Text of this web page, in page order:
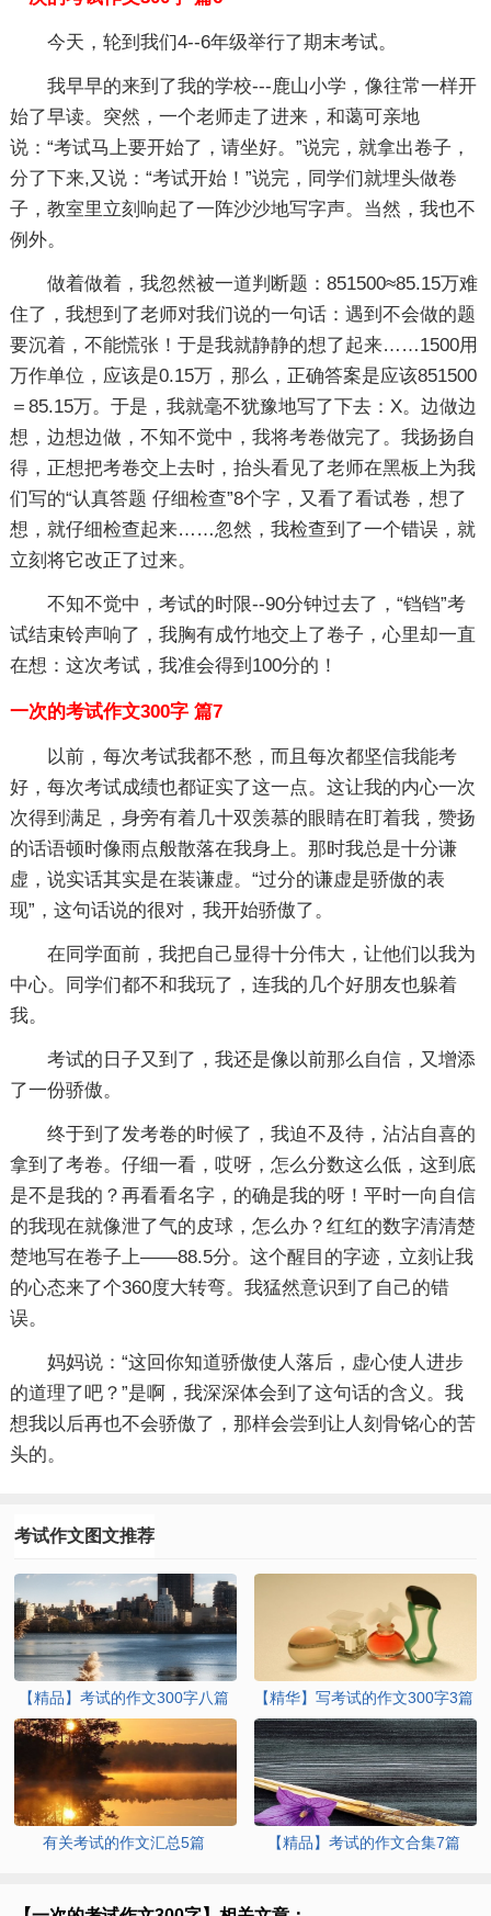
今天，轮到我们4--6年级举行了期末考试。
我早早的来到了我的学校---鹿山小学，像往常一样开
始了早读。突然，一个老师走了进来，和蔼可亲地
说：“考试马上要开始了，请坐好。”说完，就拿出卷子，
分了下来,又说：“考试开始！”说完，同学们就埋头做卷
子，教室里立刻响起了一阵沙沙地写字声。当然，我也不
例外。
做着做着，我忽然被一道判断题：851500≈85.15万难
住了，我想到了老师对我们说的一句话：遇到不会做的题
要沉着，不能慌张！于是我就静静的想了起来……1500用
万作单位，应该是0.15万，那么，正确答案是应该851500
＝85.15万。于是，我就毫不犹豫地写了下去：X。边做边
想，边想边做，不知不觉中，我将考卷做完了。我扬扬自
得，正想把考卷交上去时，抬头看见了老师在黑板上为我
们写的“认真答题 仔细检查”8个字，又看了看试卷，想了
想，就仔细检查起来……忽然，我检查到了一个错误，就
立刻将它改正了过来。
不知不觉中，考试的时限--90分钟过去了，“铛铛”考
试结束铃声响了，我胸有成竹地交上了卷子，心里却一直
在想：这次考试，我准会得到100分的！
一次的考试作文300字 篇7
以前，每次考试我都不愁，而且每次都坚信我能考
好，每次考试成绩也都证实了这一点。这让我的内心一次
次得到满足，身旁有着几十双羡慕的眼睛在盯着我，赞扬
的话语顿时像雨点般散落在我身上。那时我总是十分谦
虚，说实话其实是在装谦虚。“过分的谦虚是骄傲的表
现”，这句话说的很对，我开始骄傲了。
在同学面前，我把自己显得十分伟大，让他们以我为
中心。同学们都不和我玩了，连我的几个好朋友也躲着
我。
考试的日子又到了，我还是像以前那么自信，又增添
了一份骄傲。
终于到了发考卷的时候了，我迫不及待，沾沾自喜的
拿到了考卷。仔细一看，哎呀，怎么分数这么低，这到底
是不是我的？再看看名字，的确是我的呀！平时一向自信
的我现在就像泄了气的皮球，怎么办？红红的数字清清楚
楚地写在卷子上——88.5分。这个醒目的字迹，立刻让我
的心态来了个360度大转弯。我猛然意识到了自己的错
误。
妈妈说：“这回你知道骄傲使人落后，虚心使人进步
的道理了吧？”是啊，我深深体会到了这句话的含义。我
想我以后再也不会骄傲了，那样会尝到让人刻骨铭心的苦
头的。
考试作文图文推荐
【精品】考试的作文300字八篇 【精华】写考试的作文300字3篇
有关考试的作文汇总5篇 【精品】考试的作文合集7篇